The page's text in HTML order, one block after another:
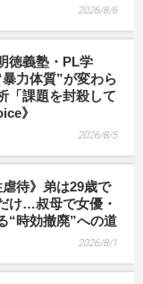
2026/8/6
徳義塾・PL学
力体質”が変わら
「課題を封殺して
》
2026/8/5
虐待》弟は29歳で
け…叔母で女優・
“時効撤廃”への道
2026/8/1